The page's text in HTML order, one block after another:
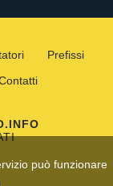
può funzionare
Prefissi